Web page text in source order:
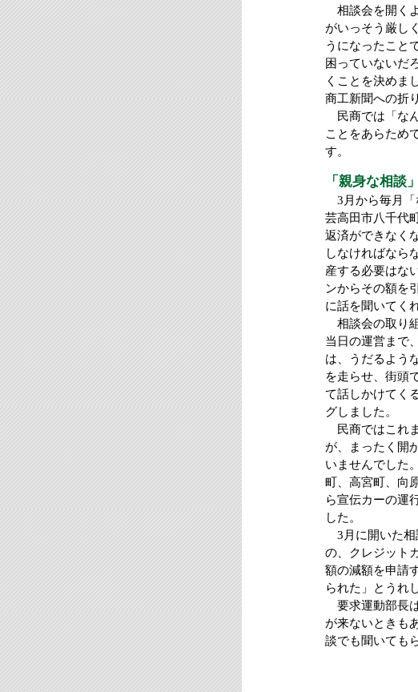
相談会を開く
がいっそう厳し
うになったこと
困っていないだ
くことを決めま
商工新聞への折
民商では「な
ことをあらため
す。
「親身な相談
3月から毎月「
芸高田市八千代
返済ができなく
しなければなら
産する必要はな
ンからその額を
に話を聞いてく
相談会の取り
当日の運営まで
は、うだるよう
を走らせ、街頭
て話しかけてく
グしました。
民商ではこれ
が、まったく開
いませんでした
町、高宮町、向
ら宣伝カーの運
した。
3月に開いた相
の、クレジット
額の減額を申請
られた」とうれ
要求運動部長
が来ないときも
談でも聞いても